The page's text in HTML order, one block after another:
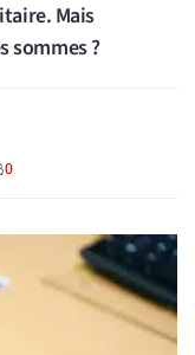
Mais
sommes ?
0